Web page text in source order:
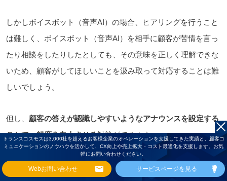
しかしボイスボット（音声AI）の場合、ヒアリングを行うこと
は難しく、ボイスボット（音声AI）を相手に顧客が苦情を言っ
たり相談をしたりしたとしても、その意味を正しく理解できな
いため、顧客がしてほしいことを汲み取って対応することは難
しいでしょう。
但し、 顧客の答えが認識しやすいようなアナウンスを設定する
ことで、精度を向上させる対策ができます。
というのも、ボイスボット（音声AI）は、ある程度予測できる
トランスコスモスは3,000社を超えるお客様企業のオペレーションを支援してきた実績と、顧客コ
ミュニケーションのノウハウを活かして、CX向上や売上拡大・コスト最適化を支援します。お気
軽にお問い合わせください。
Webお問い合わせ サービスページを見る